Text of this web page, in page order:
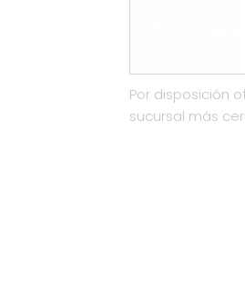
Por disposición
sucursal más